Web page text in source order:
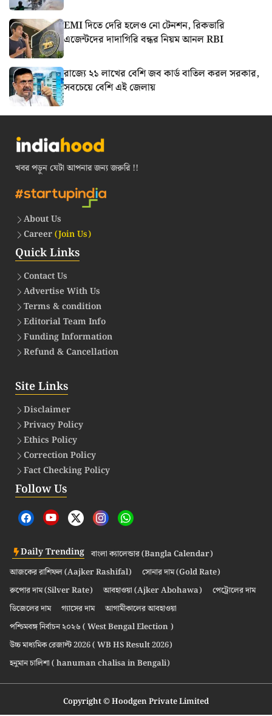
EMI দিতে দেরি হলেও নো টেনশন, রিকভারি
এজেন্টদের দাদাগিরি বন্ধর নিয়ম আনল RBI
রাজ্যে ২১ লাখের বেশি জব কার্ড বাতিল করল সরকার,
সবচেয়ে বেশি এই জেলায়
খবর পড়ুন যেটা আপনার জন্য জরুরি !!
About Us
Career(Join Us)
Quick Links
Contact Us
Advertise With Us
Terms & condition
Editorial Team Info
Funding Information
Refund & Cancellation
Site Links
Disclaimer
Privacy Policy
Ethics Policy
Correction Policy
Fact Checking Policy
Follow Us
Daily Trending বাংলা ক্যালেন্ডার (Bangla Calendar)
আজকের রাশিফল (Aajker Rashifal)
সোনার দাম (Gold Rate)
রুপোর দাম (Silver Rate)
আবহাওয়া (Ajker Abohawa)
পেট্রোলের দাম
ডিজেলের দাম
গ্যাসের দাম
আগামীকালের আবহাওয়া
পশ্চিমবঙ্গ নির্বাচন ২০২৬ ( West Bengal Election )
উচ্চ মাধ্যমিক রেজাল্ট 2026 ( WB HS Result 2026)
হনুমান চালিশা ( hanuman chalisa in Bengali)
Copyright © Hoodgen Private Limited